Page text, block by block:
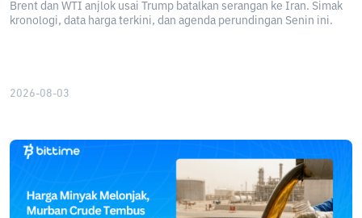
Brent dan WTI anjlok usai Trump batalkan serangan ke Iran. Simak
kronologi, data harga terkini, dan agenda perundingan Senin ini.
2026-08-03